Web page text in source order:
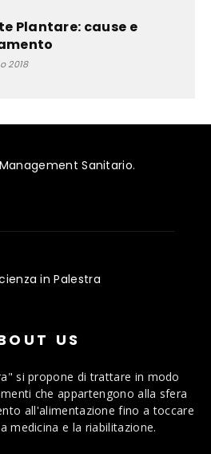
Plantare: cause e
2018
Management Sanitario.
US
si propone di trattare in modo
che appartengono alla sfera
all'alimentazione fino a toccare
medicina e la riabilitazione.